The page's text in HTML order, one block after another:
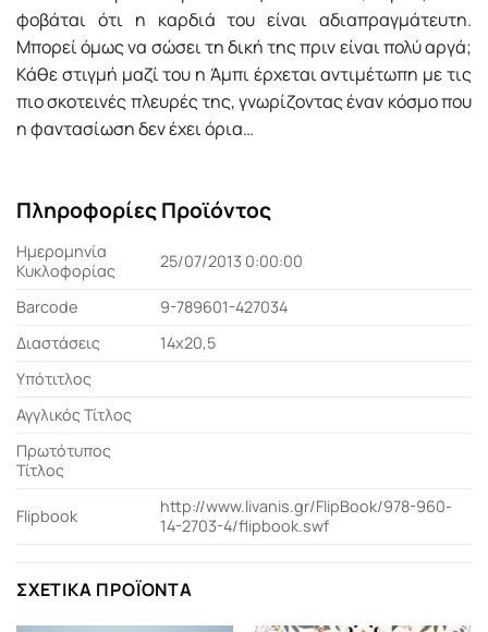
φοβάται ότι η καρδιά του είναι αδιαπραγμάτευτη.
Μπορεί όμως να σώσει τη δική της πριν είναι πολύ αργά;
Κάθε στιγμή μαζί του η Άμπι έρχεται αντιμέτωπη με τις
πιο σκοτεινές πλευρές της, γνωρίζοντας έναν κόσμο που
η φαντασίωση δεν έχει όρια…
Πληροφορίες Προϊόντος
Ημερομηνία
Κυκλοφορίας
25/07/2013 0:00:00
Barcode
9-789601-427034
Διαστάσεις
14x20,5
Υπότιτλος
Αγγλικός Τίτλος
Πρωτότυπος
Τίτλος
Flipbook
http://www.livanis.gr/FlipBook/978-960-
14-2703-4/flipbook.swf
ΣΧΕΤΙΚΆ ΠΡΟΪΌΝΤΑ